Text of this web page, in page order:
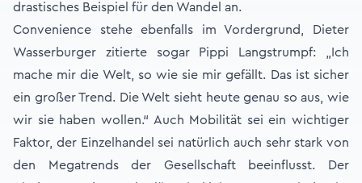
drastisches Beispiel für den Wandel an.
Convenience stehe ebenfalls im Vordergrund, Dieter
Wasserburger zitierte sogar Pippi Langstrumpf: „Ich
mache mir die Welt, so wie sie mir gefällt. Das ist sicher
ein großer Trend. Die Welt sieht heute genau so aus, wie
wir sie haben wollen.“ Auch Mobilität sei ein wichtiger
Faktor, der Einzelhandel sei natürlich auch sehr stark von
den Megatrends der Gesellschaft beeinflusst. Der